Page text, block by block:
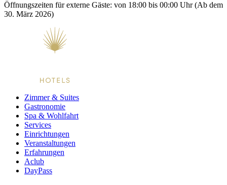
Öffnungszeiten für externe Gäste: von 18:00 bis 00:00 Uhr (Ab dem
30. März 2026)
Zimmer & Suites
Gastronomie
Spa & Wohlfahrt
Services
Einrichtungen
Veranstaltungen
Erfahrungen
Aclub
DayPass